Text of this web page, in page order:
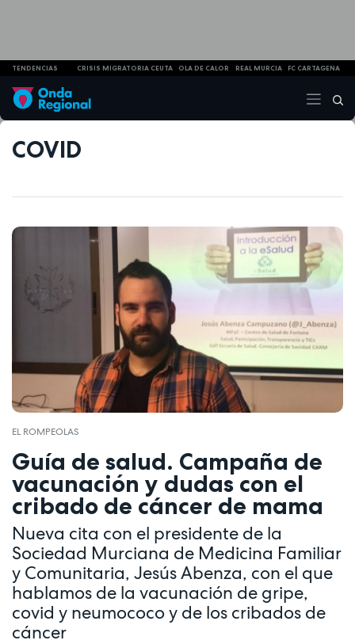
TENDENCIAS CRISIS MIGRATORIA CEUTA OLA DE CALOR REAL MURCIA FC CARTAGENA
COVID
EL ROMPEOLAS
Guía de salud. Campaña de
vacunación y dudas con el
cribado de cáncer de mama
Nueva cita con el presidente de la
Sociedad Murciana de Medicina Familiar
y Comunitaria, Jesús Abenza, con el que
hablamos de la vacunación de gripe,
covid y neumococo y de los cribados de
cáncer